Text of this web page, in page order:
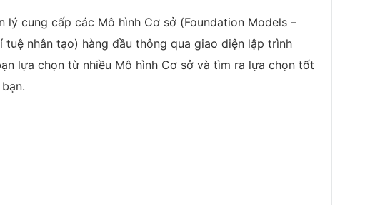
lý cung cấp các Mô hình Cơ sở (Foundation Models –
nhân tạo) hàng đầu thông qua giao diện lập trình
lựa chọn từ nhiều Mô hình Cơ sở và tìm ra lựa chọn tốt